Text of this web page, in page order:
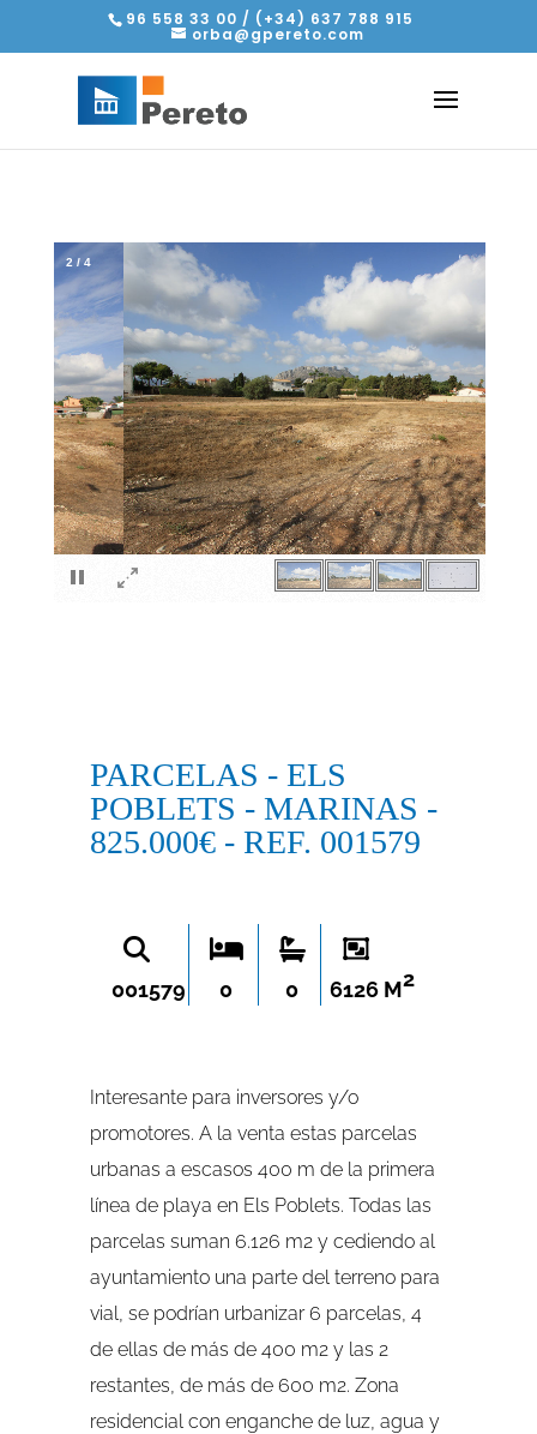
96 558 33 00 / (+34) 637 788 915
orba@gpereto.com
×
2 / 4
PARCELAS - ELS
POBLETS - MARINAS -
825.000€ - REF. 001579
001579 0 0 6126 M2
Interesante para inversores y/o
promotores. A la venta estas parcelas
urbanas a escasos 400 m de la primera
línea de playa en Els Poblets. Todas las
parcelas suman 6.126 m2 y cediendo al
ayuntamiento una parte del terreno para
vial, se podrían urbanizar 6 parcelas, 4
de ellas de más de 400 m2 y las 2
restantes, de más de 600 m2. Zona
residencial con enganche de luz, agua y